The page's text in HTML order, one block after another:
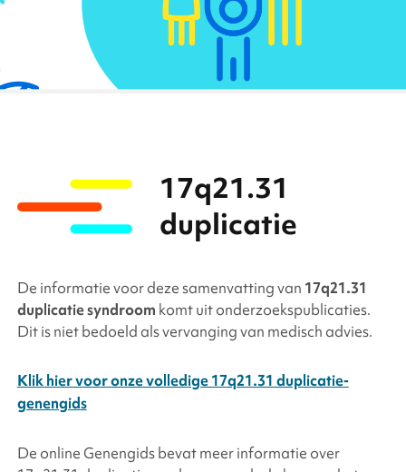
17q21.31
duplicatie
De informatie voor deze samenvatting van 17q21.31
duplicatie syndroom komt uit onderzoekspublicaties.
Dit is niet bedoeld als vervanging van medisch advies.
Klik hier voor onze volledige 17q21.31 duplicatie-
genengids
De online Genengids bevat meer informatie over